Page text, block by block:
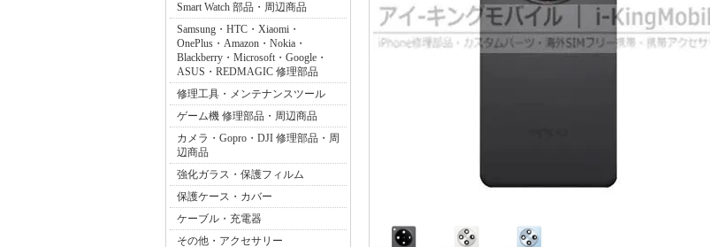
Smart Watch 部品・周辺商品
Samsung・HTC・Xiaomi・
OnePlus・Amazon・Nokia・
Blackberry・Microsoft・Google・
ASUS・REDMAGIC 修理部品
修理工具・メンテナンスツール
ゲーム機 修理部品・周辺商品
カメラ・Gopro・DJI 修理部品・周
辺商品
強化ガラス・保護フィルム
保護ケース・カバー
ケーブル・充電器
その他・アクセサリー